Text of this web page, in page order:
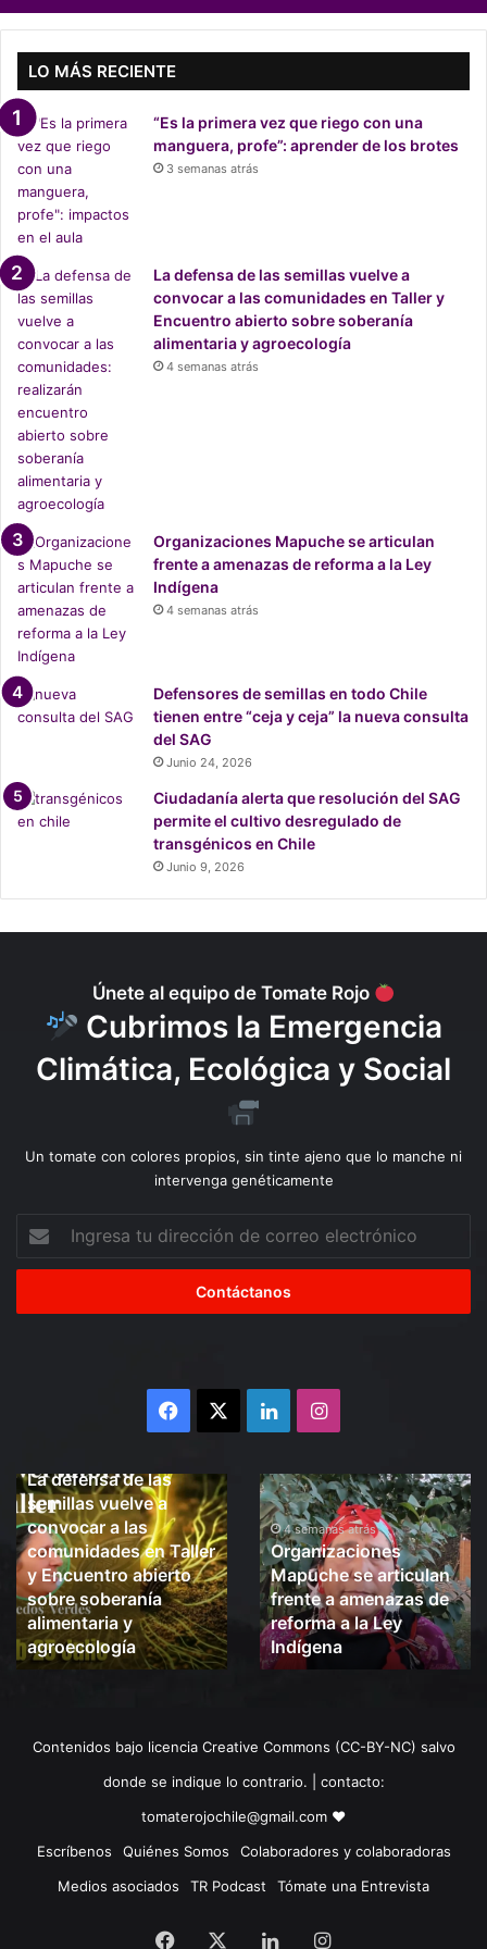
t
a
a
b
m
o
LO MÁS RECIENTE
“Es la primera vez que riego con una
manguera, profe”: aprender de los brotes
3 semanas atrás
La defensa de las semillas vuelve a
convocar a las comunidades en Taller y
Encuentro abierto sobre soberanía
alimentaria y agroecología
4 semanas atrás
Organizaciones Mapuche se articulan
frente a amenazas de reforma a la Ley
Indígena
4 semanas atrás
Defensores de semillas en todo Chile
tienen entre “ceja y ceja” la nueva consulta
del SAG
Junio 24, 2026
Ciudadanía alerta que resolución del SAG
permite el cultivo desregulado de
transgénicos en Chile
Junio 9, 2026
Únete al equipo de Tomate Rojo
Cubrimos la Emergencia
Climática, Ecológica y Social
Un tomate con colores propios, sin tinte ajeno que lo manche ni
intervenga genéticamente
tu
dirección
correo
Facebook LinkedInInstagram
La
defensa
de
las
semillas
vuelve
convocar
a
sobre
alimentaria
La defensa de las
semillas vuelve a
convocar a las
comunidades en Taller
y Encuentro abierto
sobre soberanía
alimentaria y
agroecología
Organizaciones
Mapuche
se
articulan
frente
a
amenazas
de
reforma
4 semanas atrás
Organizaciones
Mapuche se articulan
frente a amenazas de
reforma a la Ley
Indígena
Contenidos bajo licencia Creative Commons (CC-BY-NC) salvo
donde se indique lo contrario. | contacto:
tomaterojochile@gmail.com ♥
Escríbenos
Quiénes Somos
Colaboradores y colaboradoras
Medios asociados
TR Podcast Tómate una Entrevista
Facebook LinkedInInstagram